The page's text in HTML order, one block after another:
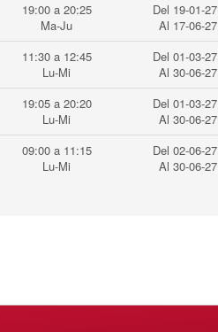
19:00 a 20:25
Ma-Ju
Del 19-01-27
Al 17-06-27
11:30 a 12:45
Lu-Mi
Del 01-03-27
Al 30-06-27
19:05 a 20:20
Lu-Mi
Del 01-03-27
Al 30-06-27
09:00 a 11:15
Lu-Mi
Del 02-06-27
Al 30-06-27